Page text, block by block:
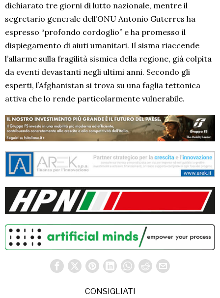
dichiarato tre giorni di lutto nazionale, mentre il
segretario generale dell’ONU Antonio Guterres ha
espresso “profondo cordoglio” e ha promesso il
dispiegamento di aiuti umanitari. Il sisma riaccende
l’allarme sulla fragilità sismica della regione, già colpita
da eventi devastanti negli ultimi anni. Secondo gli
esperti, l’Afghanistan si trova su una faglia tettonica
attiva che lo rende particolarmente vulnerabile.
CONSIGLIATI